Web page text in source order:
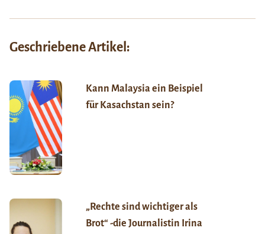
Geschriebene Artikel:
Kann Malaysia ein Beispiel
für Kasachstan sein?
„Rechte sind wichtiger als
Brot“ -die Journalistin Irina